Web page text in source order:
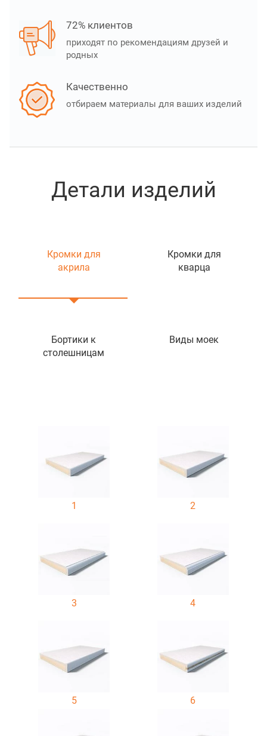
72% клиентов
приходят по рекомендациям друзей и
родных
Качественно
отбираем материалы для ваших изделий
Детали изделий
Кромки для
акрила
Кромки для
кварца
Бортики к
столешницам
Виды моек
1 2
3 4
5 6